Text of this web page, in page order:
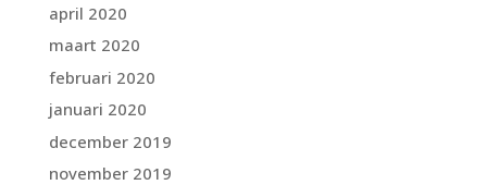
april 2020
maart 2020
februari 2020
januari 2020
december 2019
november 2019